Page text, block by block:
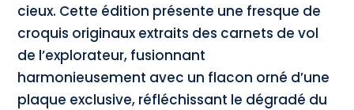
cieux. Cette édition présente une fresque de
croquis originaux extraits des carnets de vol
de l’explorateur, fusionnant
harmonieusement avec un flacon orné d’une
plaque exclusive, réfléchissant le dégradé du